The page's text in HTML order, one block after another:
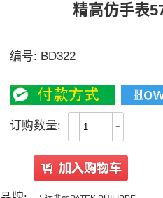
精高仿手表
编号: BD322
订购数量: - +